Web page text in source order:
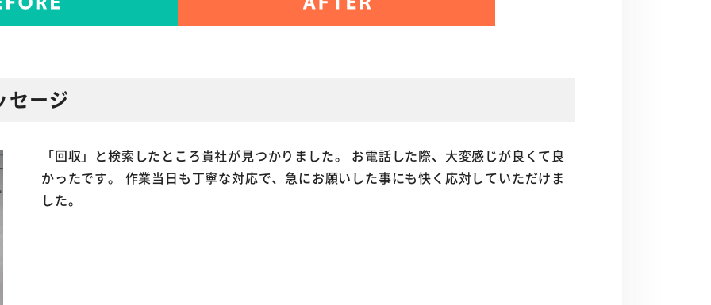
セージ
「回収」と検索したところ貴社が見つかりました。 お電話した際、大変感じが良くて良
かったです。 作業当日も丁寧な対応で、急にお願いした事にも快く応対していただけま
した。